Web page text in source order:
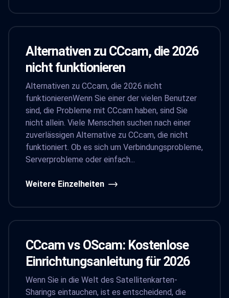
Alternativen zu CCcam, die 2026
nicht funktionieren
Alternativen zu CCcam, die 2026 nicht
funktionierenWenn Sie einer der vielen Benutzer
sind, die Probleme mit CCcam haben, sind Sie
nicht allein. Viele Menschen suchen nach einer
zuverlässigen Alternative zu CCcam, die nicht
funktioniert. Ob es sich um Verbindungsprobleme,
Serverprobleme oder einfach...
Weitere Einzelheiten
CCcam vs OScam: Kostenlose
Einrichtungsanleitung für 2026
Wenn Sie in die Welt des Satellitenkarten-
Sharings eintauchen, ist es entscheidend, die